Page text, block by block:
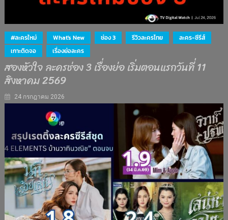
#ละครใหม่ What's New ช่อง 3 รีวิวละครไทย
ละคร-ซีรีส์
เกาะติดจอ
เรื่องย่อละคร
สองหัวใจ ละครช่อง 3 เรื่องย่อ เริ่มตอนแรกวันที่ 11
สิงหาคม 2569
24 กรกฎาคม 2026